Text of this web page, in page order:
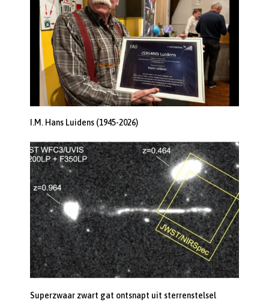
I.M. Hans Luidens (1945-2026)
Superzwaar zwart gat ontsnapt uit sterrenstelsel